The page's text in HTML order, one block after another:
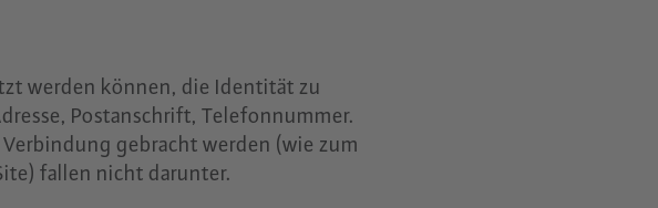
werden können, die Identität zu
Postanschrift, Telefonnummer.
gebracht werden (wie zum
fallen nicht darunter.